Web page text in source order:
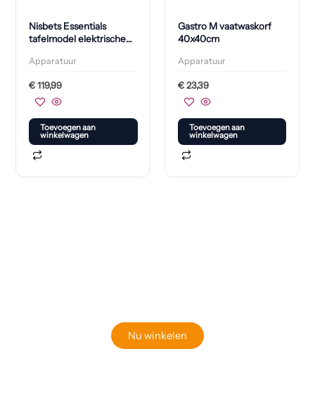
Nisbets Essentials
tafelmodel elektrische
3000W
Apparatuur
€119,99
Toevoegen aan
winkelwagen
Gastro M vaatwaskorf
40x40cm
Apparatuur
€23,39
Toevoegen aan
winkelwagen
Nu winkelen